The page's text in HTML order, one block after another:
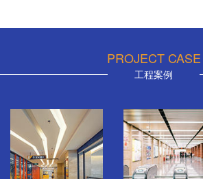
PROJECT CASE
工程案例